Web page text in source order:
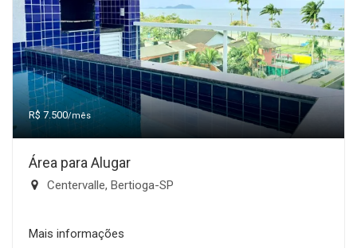
R$ 7.500/mês
Área para Alugar
Centervalle, Bertioga-SP
Mais informações